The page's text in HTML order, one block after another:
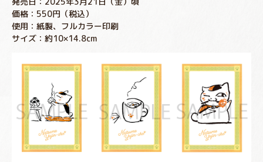
価格：550円（税込）
使用：紙製、フルカラー印刷
サイズ：約10×14.8cm